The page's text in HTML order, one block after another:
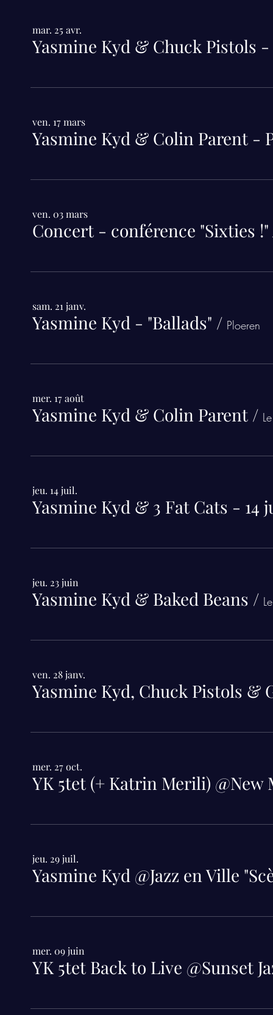
mar. 25 avr.
ven. 17 mars
ven. 03 mars
sam. 21 janv.
Yasmine Kyd - "Ballads" / Ploeren
mer. 17 août
Yasmine Kyd & Colin Parent /
jeu. 14 juil.
Yasmine Kyd & 3 Fat Cats - 14
jeu. 23 juin
Yasmine Kyd & Baked Beans /
ven. 28 janv.
mer. 27 oct.
YK 5tet (+ Katrin Merili) @New
jeu. 29 juil.
Yasmine Kyd @Jazz en Ville
mer. 09 juin
YK 5tet Back to Live @Sunset